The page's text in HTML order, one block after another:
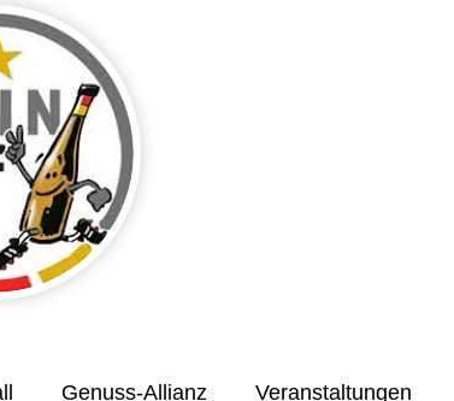
Genuss-Allianz Veranstaltungen